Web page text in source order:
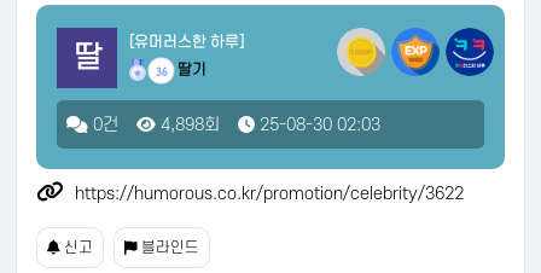
딸 [유머러스한 하루]
36 딸기
0건 4,898회 25-08-30 02:03
https://humorous.co.kr/promotion/celebrity/3622
신고 블라인드